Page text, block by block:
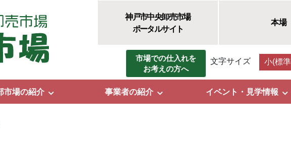
神戸市中央卸売市場
ポータルサイト
本場
市場での仕入れを
お考えの方へ
文字サイズ 小(標
市場の紹介 事業者の紹介 イベント・見学情報